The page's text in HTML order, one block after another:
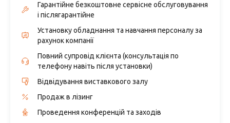
Гарантійне безкоштовне сервісне обслуговування
і післягарантійне
Установку обладнання та навчання персоналу за
рахунок компанії
Повний супровід клієнта (консультація по
телефону навіть після установки)
Відвідування виставкового залу
Продаж в лізинг
Проведення конференцій та заходів